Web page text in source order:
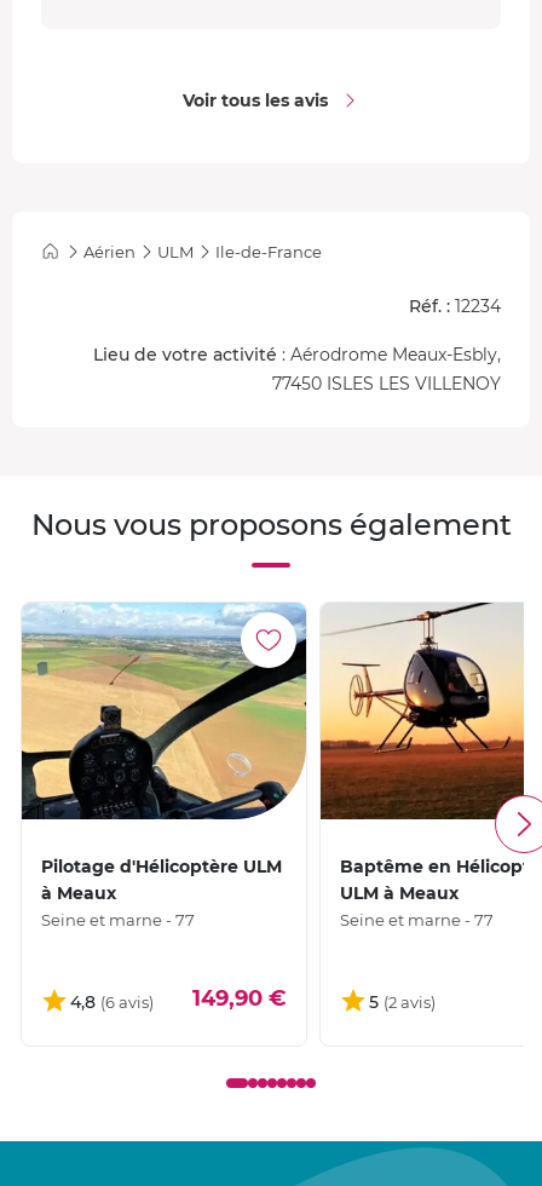
Voir tous les avis
Aérien ULM Ile-de-France
Réf. : 12234
Lieu de votre activité : Aérodrome Meaux-Esbly,
77450 ISLES LES VILLENOY
Nous vous proposons également
Pilotage d'Hélicoptère ULM
à Meaux
Seine et marne - 77
4,8 149,90 €
Baptême en
ULM à Meaux
Seine et marne - 77
5